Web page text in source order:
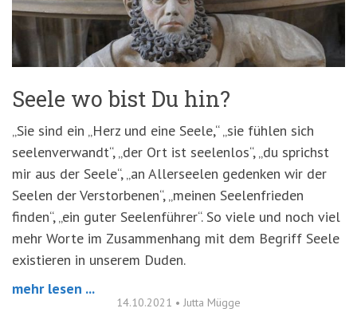
Seele wo bist Du hin?
„Sie sind ein „Herz und eine Seele,“ „sie fühlen sich
seelenverwandt“, „der Ort ist seelenlos“, „du sprichst
mir aus der Seele“, „an Allerseelen gedenken wir der
Seelen der Verstorbenen“, „meinen Seelenfrieden
finden“, „ein guter Seelenführer“. So viele und noch viel
mehr Worte im Zusammenhang mit dem Begriff Seele
existieren in unserem Duden.
mehr lesen ...
14.10.2021 • Jutta Mügge